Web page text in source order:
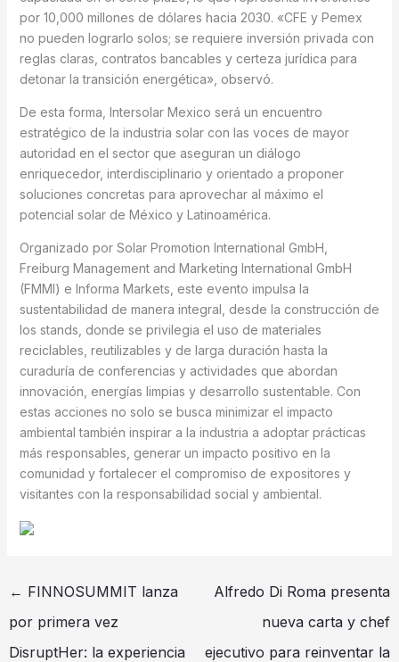
por 10,000 millones de dólares hacia 2030. «CFE y Pemex
no pueden lograrlo solos; se requiere inversión privada con
reglas claras, contratos bancables y certeza jurídica para
detonar la transición energética», observó.
De esta forma, Intersolar Mexico será un encuentro
estratégico de la industria solar con las voces de mayor
autoridad en el sector que aseguran un diálogo
enriquecedor, interdisciplinario y orientado a proponer
soluciones concretas para aprovechar al máximo el
potencial solar de México y Latinoamérica.
Organizado por Solar Promotion International GmbH,
Freiburg Management and Marketing International GmbH
(FMMI) e Informa Markets, este evento impulsa la
sustentabilidad de manera integral, desde la construcción de
los stands, donde se privilegia el uso de materiales
reciclables, reutilizables y de larga duración hasta la
curaduría de conferencias y actividades que abordan
innovación, energías limpias y desarrollo sustentable. Con
estas acciones no solo se busca minimizar el impacto
ambiental también inspirar a la industria a adoptar prácticas
más responsables, generar un impacto positivo en la
comunidad y fortalecer el compromiso de expositores y
visitantes con la responsabilidad social y ambiental.
← FINNOSUMMIT lanza
por primera vez
DisruptHer: la experiencia
Alfredo Di Roma presenta
nueva carta y chef
ejecutivo para reinventar la